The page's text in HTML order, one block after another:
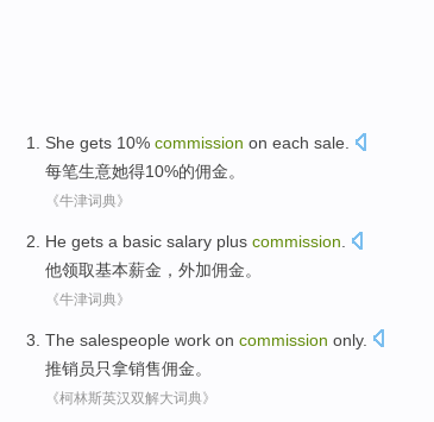
She gets 10% commission on each sale
每笔生意她得10%的佣金。
《牛津词典》
He gets a basic salary plus commission
他领取基本薪金 ， 外加佣金。
《牛津词典》
The salespeople work on commission only.
推销员只拿销售佣金。
《柯林斯英汉双解大词典》